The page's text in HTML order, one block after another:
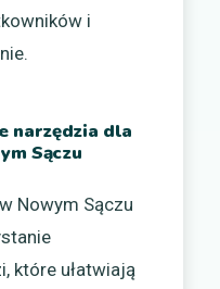
i
narzędzia dla
Sączu
Nowym Sączu
które ułatwiają